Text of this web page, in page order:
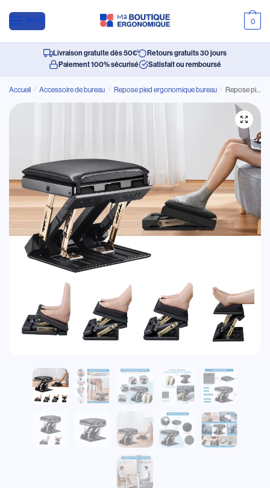
MENU 0
Livraison gratuite dès 50€
Retours gratuits 30 jours
Paiement 100% sécurisé
Satisfait ou remboursé
Accueil / Accessoire de bureau / Repose pied ergonomique bureau / Repose pied ergonomique réglable